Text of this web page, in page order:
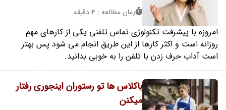
زمان مطالعه : 4 دقیقه
امروزه با پیشرفت تکنولوژی تماس تلفنی یکی از کارهای مهم
روزانه است و اکثر کارها از این طریق انجام می شود پس بهتر
است آداب حرف زدن با تلفن را به خوبی بدانید.
باکلاس ها تو رستوران اینجوری رفتار
میکنن